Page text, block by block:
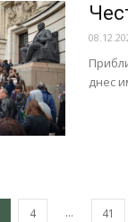
днес
4 ... 41